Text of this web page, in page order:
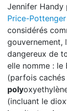
Jennifer
Price-
considérés
gouvernement,
dangereux de
elle nomme : le
(parfois
poly
(incluant le